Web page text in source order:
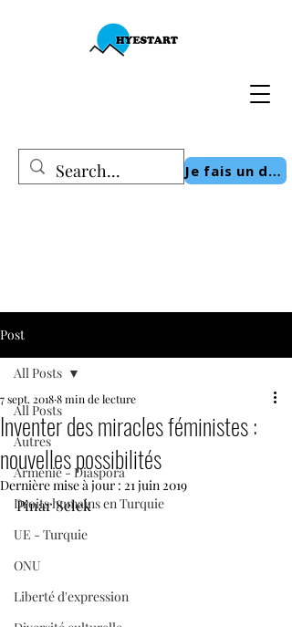
Je fais un don
Post
All Posts
Autres
Arménie - Diaspora
Droits humains en Turquie
UE - Turquie
ONU
Liberté d'expression
All Posts
Inventer des miracles féministes :
nouvelles possibilités
7 sept. 20188 min de lecture
Dernière mise à jour : 21 juin 2019
Pinar Selek